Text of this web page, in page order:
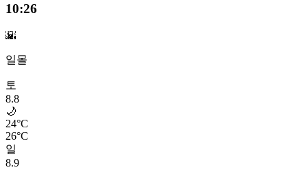
10:26
🌇
일몰
토
8.8
🌙
24°C
26°C
일
8.9